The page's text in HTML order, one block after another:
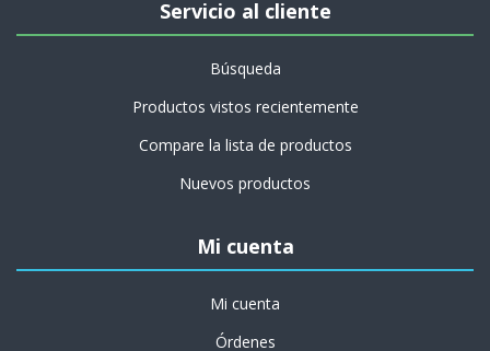
Servicio al cliente
Búsqueda
Productos vistos recientemente
Compare la lista de productos
Nuevos productos
Mi cuenta
Mi cuenta
Órdenes